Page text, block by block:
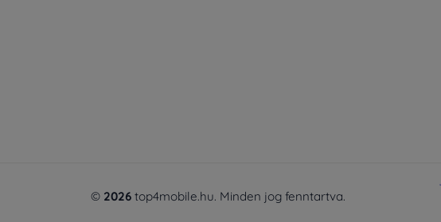
© 2026 top4mobile.hu. Minden jog fenntartva.